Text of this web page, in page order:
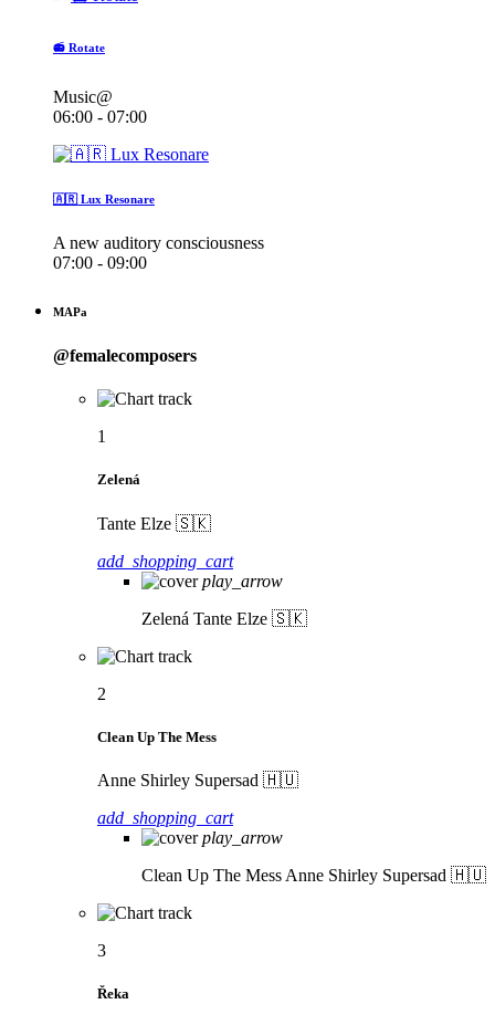
📻 Rotate
Music@
06:00 - 07:00
🇦🇷 Lux Resonare
A new auditory consciousness
07:00 - 09:00
MAPa
@femalecomposers
1
Zelená
Tante Elze 🇸🇰
add_shopping_cart
play_arrow
Zelená Tante Elze 🇸🇰
2
Clean Up The Mess
Anne Shirley Supersad 🇭🇺
add_shopping_cart
play_arrow
Clean Up The Mess Anne Shirley Supersad 🇭🇺
3
Řeka